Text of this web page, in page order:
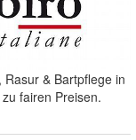
& Bartpflege in
fairen Preisen.